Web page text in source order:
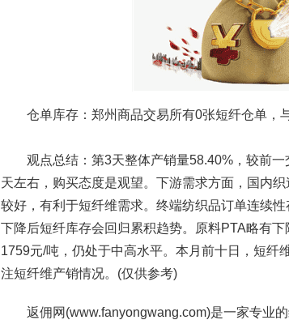
仓单库存：郑州商品交易所有0张短纤仓单，
观点总结：第3天整体产销量58.40%，较前一
天左右，购买态度是观望。下游需求方面，国内
较好，有利于短纤维需求。终端纺织品订单连续
下降后短纤库存会回归累积趋势。原料PTA略有
1759元/吨，仍处于中高水平。本月前十日，短纤
注短纤维产销情况。(仅供参考)
返佣网(www.fanyongwang.com)是一家专业